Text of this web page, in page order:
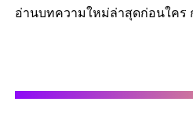
อ่านบทความใหม่ล่าสุดก่อนใคร